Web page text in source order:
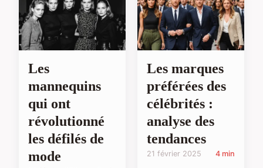
Les
mannequins
qui ont
révolutionné
les défilés de
mode
Les marques
préférées des
célébrités :
analyse des
tendances
21 février 2025 4 min